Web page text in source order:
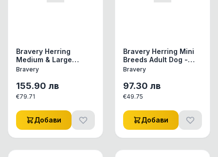
Bravery Herring
Medium & Large
Breeds Adult Dog -
израснали кучета от
средни и едри
породи с херинга 12
кг
Bravery
155.90 лв
€79.71
Добави
Bravery Herring Mini
Breeds Adult Dog -
Пълноценна храна за
дребни и мини
породи с херинга 7
кг
Bravery
97.30 лв
€49.75
Добави